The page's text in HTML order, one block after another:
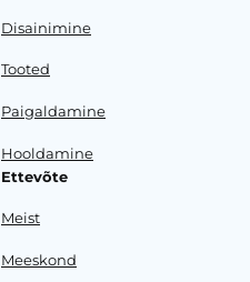
Disainimine
Tooted
Paigaldamine
Hooldamine
Ettevõte
Meist
Meeskond